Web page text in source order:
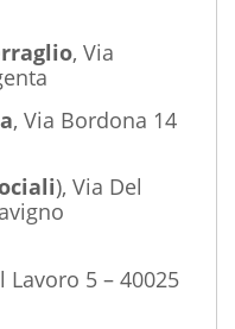
, Via
, Via Bordona 14
), Via Del
Lavoro 5 – 40025